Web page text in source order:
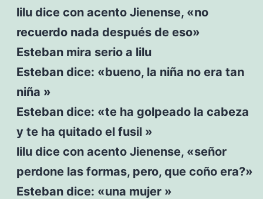
lilu dice con acento Jienense, «no
recuerdo nada después de eso»
Esteban mira serio a lilu
Esteban dice: «bueno, la niña no era tan
niña »
Esteban dice: «te ha golpeado la cabeza
y te ha quitado el fusil »
lilu dice con acento Jienense, «señor
perdone las formas, pero, que coño era?»
Esteban dice: «una mujer »